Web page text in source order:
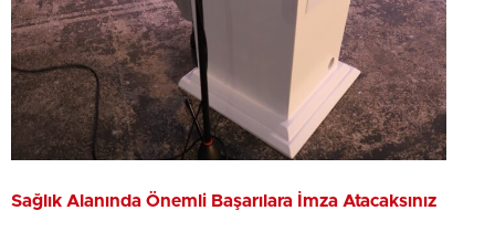
Sağlık Alanında Önemli Başarılara İmza Atacaksınız